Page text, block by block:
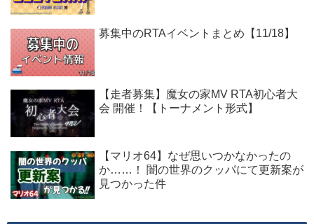
募集中のRTAイベントまとめ【11/18】
【走者募集】魔女の家MV RTA初心者大
会 開催！【トーナメント形式】
【マリオ64】なぜ思いつかなかったの
か……！ 闇の世界のクッパにて更新案が
見つかった件